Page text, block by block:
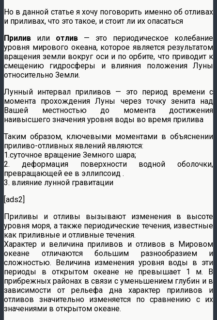
Но в данной статье я хочу поговорить именно об отливах
и приливах, что это такое, и стоит ли их опасаться
Прилив или отлив — это периодическое колебание
уровня мирового океана, которое является результатом
вращения земли вокруг оси и по орбите, что приводит к
смещению гидросферы и влияния положения Луны
относительно Земли.
Лунный интервал приливов — это период времени с
момента прохождения Луны через точку зенита над
Вашей местностью до момента достижения
наивысшего значения уровня воды во время прилива
Таким образом, ключевыми моментами в объяснении
приливо-отливных явлений являются:
1.суточное вращение Земного шара;
2. деформация поверхности водной оболочки,
превращающей ее в эллипсоид .
3. влияние лунной гравитации
[ads2]
Приливы и отливы вызывают изменения в высоте
уровня моря, а также периодические течения, известные
как приливные и отливные течения.
Характер и величина приливов и отливов в Мировом
океане отличаются большим разнообразием и
сложностью. Величина изменения уровня воды в эти
периоды в открытом океане не превышает 1 м. В
прибрежных районах в связи с уменьшением глубин и в
зависимости от рельефа дна характер приливов и
отливов значительно изменяется по сравнению с их
значениями в открытом океане.